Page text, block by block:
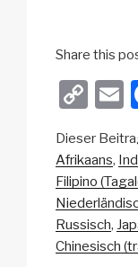
Share this
C
p
y
Li
n
Dieser
Afrikaans
Filipino
Russisch
Chinesisch